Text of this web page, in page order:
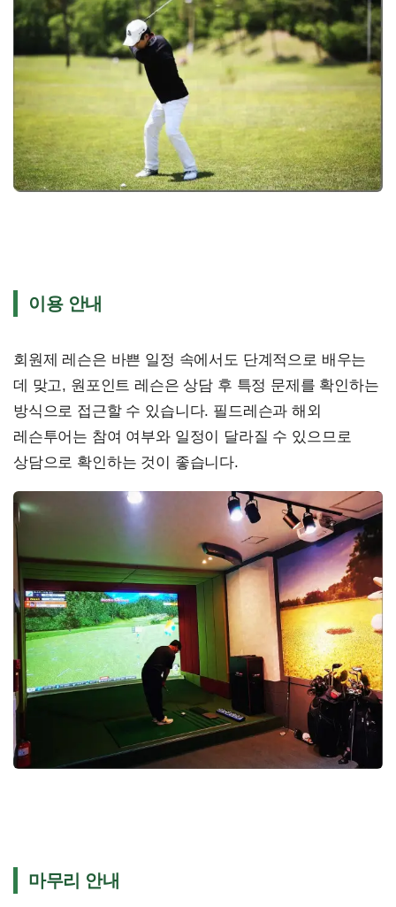
이용 안내
회원제 레슨은 바쁜 일정 속에서도 단계적으로 배우는
데 맞고, 원포인트 레슨은 상담 후 특정 문제를 확인하는
방식으로 접근할 수 있습니다. 필드레슨과 해외
레슨투어는 참여 여부와 일정이 달라질 수 있으므로
상담으로 확인하는 것이 좋습니다.
마무리 안내